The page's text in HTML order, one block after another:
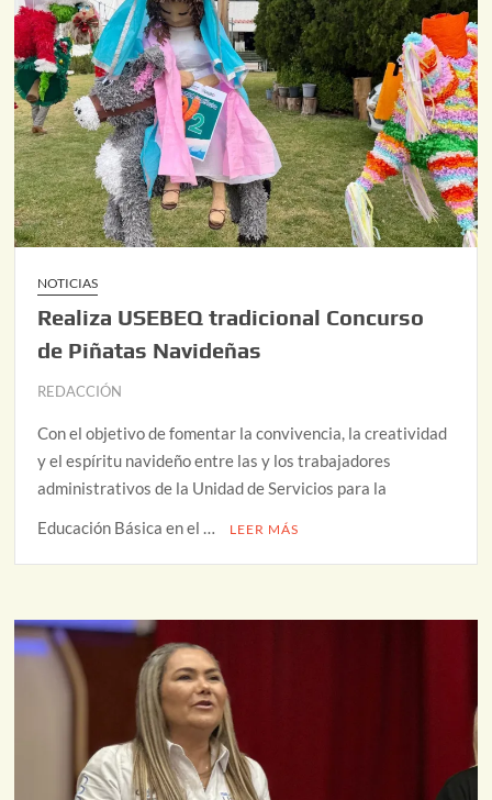
NOTICIAS
Realiza USEBEQ tradicional Concurso
de Piñatas Navideñas
REDACCIÓN
Con el objetivo de fomentar la convivencia, la creatividad
y el espíritu navideño entre las y los trabajadores
administrativos de la Unidad de Servicios para la
Educación Básica en el …
LEER MÁS